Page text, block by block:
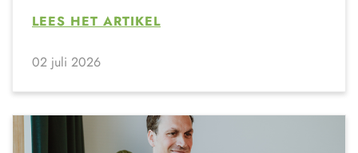
LEES HET ARTIKEL
02 juli 2026